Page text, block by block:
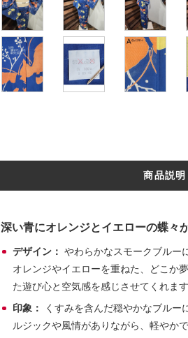
商品説明
深い青にオレンジとイエローの蝶々
デザイン： やわらかなスモークブルー
オレンジやイエローを重ねた、どこか
た遊び心と空気感を感じさせてくれます
印象：
くすみを含んだ穏やかなブルー
ルジックや風情がありながら、軽やか